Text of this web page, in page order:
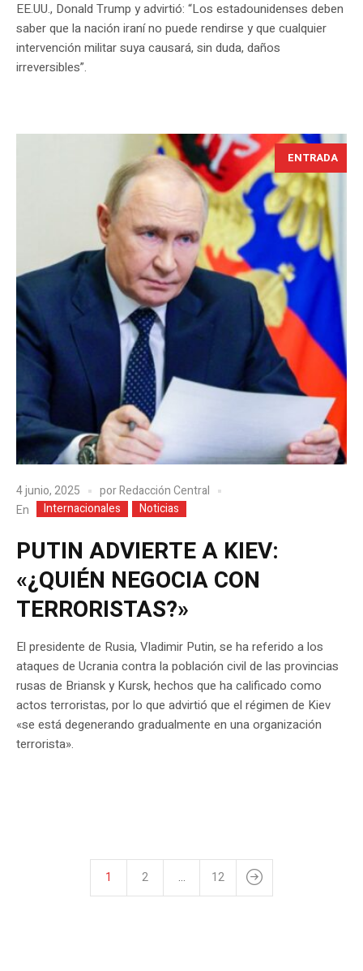
EE.UU., Donald Trump y advirtió: “Los estadounidenses deben
saber que la nación iraní no puede rendirse y que cualquier
intervención militar suya causará, sin duda, daños
irreversibles”.
ENTRADA
4 junio, 2025 porRedacción Central
En
Internacionales Noticias
PUTIN ADVIERTE A KIEV:
«¿QUIÉN NEGOCIA CON
TERRORISTAS?»
El presidente de Rusia, Vladimir Putin, se ha referido a los
ataques de Ucrania contra la población civil de las provincias
rusas de Briansk y Kursk, hechos que ha calificado como
actos terroristas, por lo que advirtió que el régimen de Kiev
«se está degenerando gradualmente en una organización
terrorista».
1 2 … 12